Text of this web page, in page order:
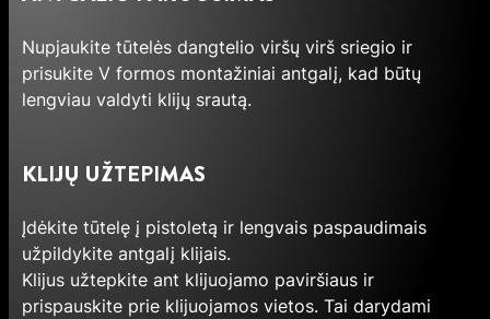
Nupjaukite tūtelės dangtelio viršų virš sriegio ir
prisukite V formos montažiniai antgalį, kad būtų
lengviau valdyti klijų srautą.
KLIJŲ UŽTEPIMAS
Įdėkite tūtelę į pistoletą ir lengvais paspaudimais
užpildykite antgalį klijais.
Klijus užtepkite ant klijuojamo paviršiaus ir
prispauskite prie klijuojamos vietos. Tai darydami